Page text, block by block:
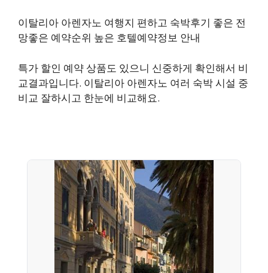
이탈리아 아렌자노 여행지 편하고 숙박후기 좋은 전
망좋은 예약순위 높은 호텔예약정보 안내
특가 할인 예약 상품도 있으니 신중하게 확인해서 비
교결과입니다. 이탈리아 아렌자노 여러 숙박 시설 중
비교 잘하시고 한눈에 비교해요.